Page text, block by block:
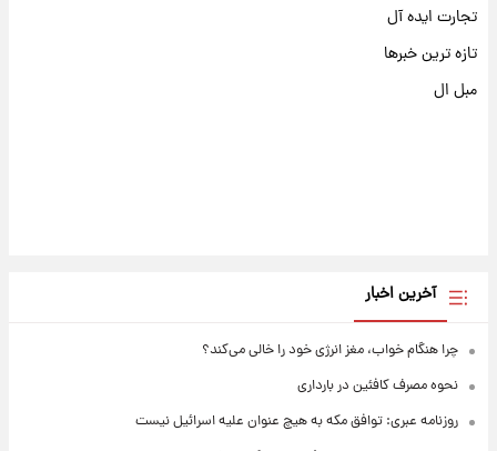
تجارت ایده آل
تازه ترین خبرها
مبل ال
آخرین اخبار
چرا هنگام خواب، مغز انرژی خود را خالی می‌کند؟
نحوه مصرف کافئین در بارداری
روزنامه عبری: توافق مکه به هیچ عنوان علیه اسرائیل نیست